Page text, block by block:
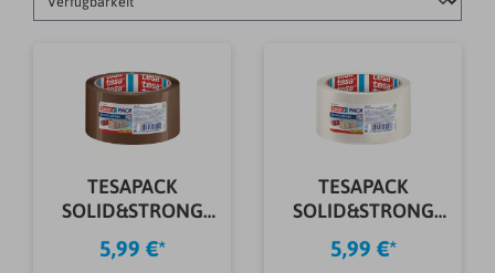
TESAPACK
SOLID&STRONG
66MX50MM
BRAUN
5,99 €*
TESAPACK
SOLID&STRONG
66MX50MM
TRANSP.
5,99 €*